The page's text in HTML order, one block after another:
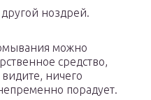
ноздрей.
можно
средство,
ничего
порадует.